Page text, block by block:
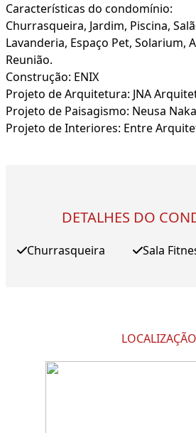
Características do condomínio:
Churrasqueira, Jardim, Piscina,
Lavanderia, Espaço Pet, Solarium,
Reunião.
Construção: ENIX
Projeto de Arquitetura: JNA
Projeto de Paisagismo: Neusa
Projeto de Interiores: Entre
DETALHES DO
Churrasqueira Sala
LOCALIZAÇÃO